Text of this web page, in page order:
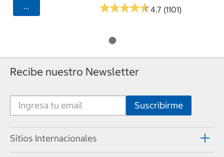
Seleccionar Código Postal
★★★★★
★★★★★4.7 (1101)
Recibe nuestro Newsletter
Sitios Internacionales